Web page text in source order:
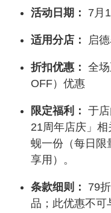
活动日期： 7月
适用分店： 启
折扣优惠： 全
OFF）优惠
限定福利： 于
21周年店庆」
蚬一份（每日限
享用）。
条款细则：
79
品；此优惠不可